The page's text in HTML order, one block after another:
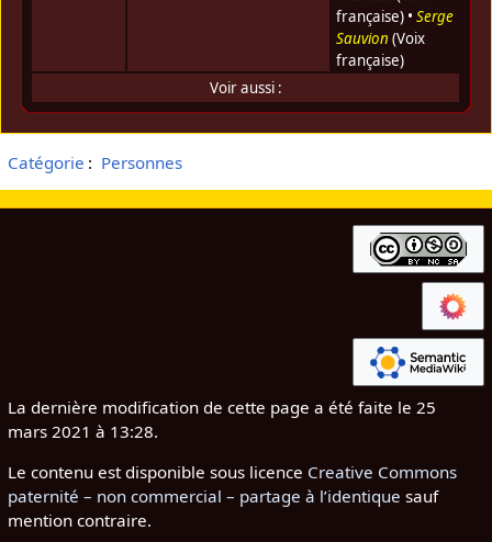
française) • Serge
Sauvion (Voix
française)
Voir aussi :
Catégorie : Personnes
La dernière modification de cette page a été faite le 25
mars 2021 à 13:28.
Le contenu est disponible sous licence Creative Commons
paternité – non commercial – partage à l’identique sauf
mention contraire.